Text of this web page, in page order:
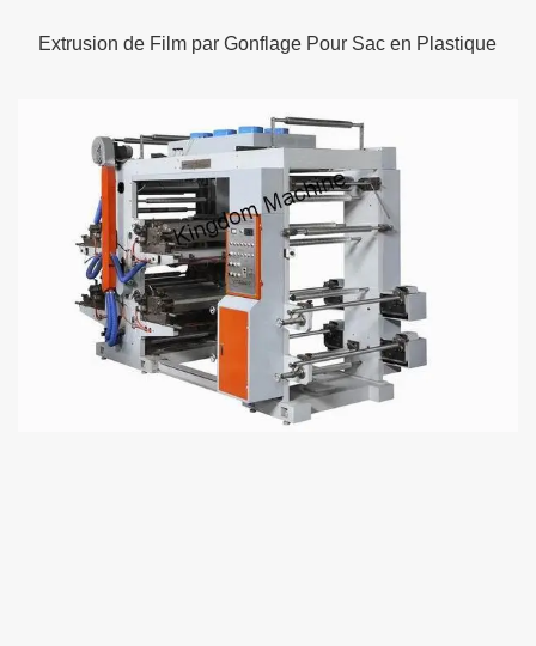
Extrusion de Film par Gonflage Pour Sac en Plastique